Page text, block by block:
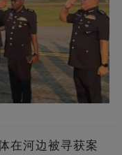
在河边被寻获案